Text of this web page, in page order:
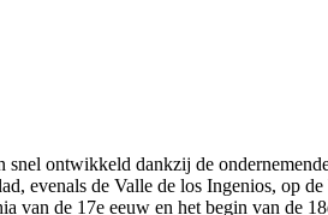
ontwikkeld dankzij de
evenals de Valle de los Ingenios, op
van de 17e eeuw en het begin van de